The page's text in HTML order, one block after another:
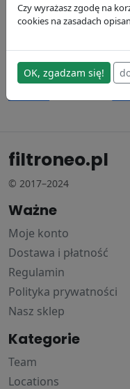
P559000
Donaldson
filtroneo.pl
© 2017–2024
Ważne
Moje konto
Dostawa i płatność
Regulamin
Polityka prywatności
Nasz sklep
Kategorie
Team
Locations
Czy wyrażasz zgodę na
cookies na zasadach
OK, zgadzam się!